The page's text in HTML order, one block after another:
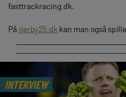
fasttrackracing.dk.
På derby25.dk kan man også
INTERVIEW